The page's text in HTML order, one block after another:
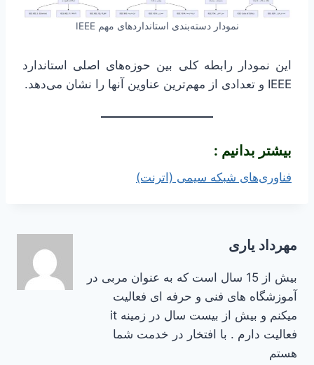
نمودار دسته‌بندی استانداردهای مهم IEEE
این نمودار رابطه کلی بین حوزه‌های اصلی استاندارد
IEEE و تعدادی از مهم‌ترین عناوین آنها را نشان می‌دهد.
بیشتر بدانیم :
فناوری‌های شبکه سیمی (اترنت)
مهرداد یاری
بیش از 15 سال است که به عنوان مربی در
آموزشگاه های فنی و حرفه ای فعالیت
میکنم و بیش از بیست سال در زمینه it
فعالیت دارم . با افتخار در خدمت شما
هستم